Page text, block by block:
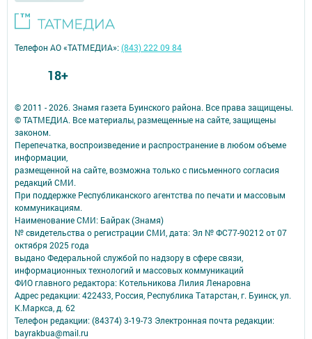
© 2011 - 2026. Знамя газета Буинского района. Все права защищены.
© ТАТМЕДИА. Все материалы, размещенные на сайте, защищены
законом.
Перепечатка, воспроизведение и распространение в любом объеме
информации,
размещенной на сайте, возможна только с письменного согласия
редакций СМИ.
При поддержке Республиканского агентства по печати и массовым
коммуникациям.
Наименование СМИ: Байрак (Знамя)
№ свидетельства о регистрации СМИ, дата: Эл № ФС77-90212 от 07
октября 2025 года
выдано Федеральной службой по надзору в сфере связи,
информационных технологий и массовых коммуникаций
ФИО главного редактора: Котельникова Лилия Ленаровна
Адрес редакции: 422433, Россия, Республика Татарстан, г. Буинск, ул.
К.Маркса, д. 62
Телефон редакции: (84374) 3-19-73 Электронная почта редакции:
bayrakbua@mail.ru
Телефон АО «ТАТМЕДИА»:(843) 222 09 84
18+